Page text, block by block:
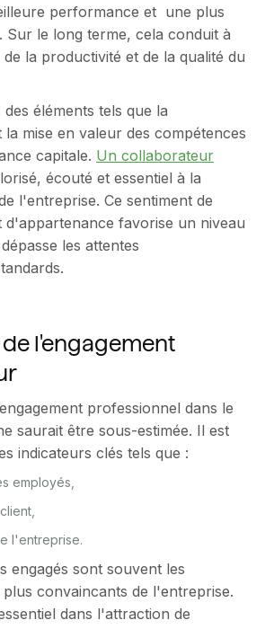
performance et une plus
Sur le long terme, cela conduit à
la productivité et de la qualité du
éléments tels que la
la mise en valeur des compétences
capitale. Un collaborateur
écouté et essentiel à la
l'entreprise. Ce sentiment de
d'appartenance favorise un niveau
les attentes
l'engagement
professionnel dans le
saurait être sous-estimée. Il est
indicateurs clés tels que :
employés,
l'entreprise.
engagés sont souvent les
convaincants de l'entreprise.
dans l'attraction de